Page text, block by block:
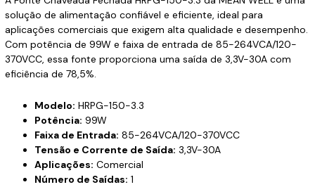
solução de alimentação confiável e eficiente, ideal para
aplicações comerciais que exigem alta qualidade e desempenho.
Com potência de 99W e faixa de entrada de 85-264VCA/120-
370VCC, essa fonte proporciona uma saída de 3,3V-30A com
eficiência de 78,5%.
Modelo: HRPG-150-3.3
Potência: 99W
Faixa de Entrada: 85-264VCA/120-370VCC
Tensão e Corrente de Saída: 3,3V-30A
Aplicações: Comercial
Número de Saídas: 1